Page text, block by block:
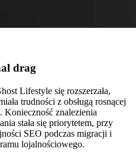
drag
Lifestyle się rozszerzała,
trudności z obsługą rosnącej
Konieczność znalezienia
stała się priorytetem, przy
SEO podczas migracji i
lojalnościowego.